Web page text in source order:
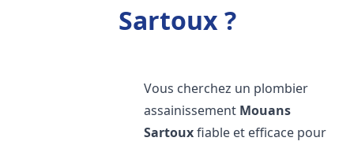
Sartoux ?
Vous cherchez un plombier
assainissement Mouans
Sartouxfiable et efficace pour